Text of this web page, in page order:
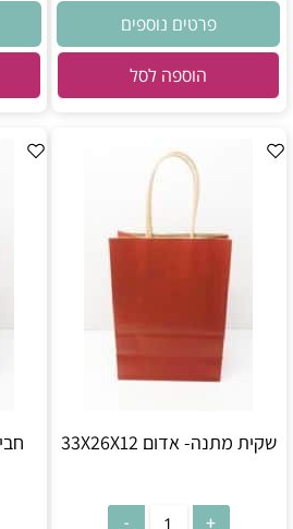
פרטים נוספים
הוספה לסל
שקית מתנה- אדום 33X26X12